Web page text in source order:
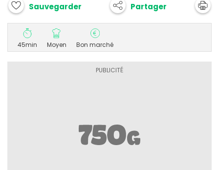
Sauvegarder Partager
45min Moyen Bon marché